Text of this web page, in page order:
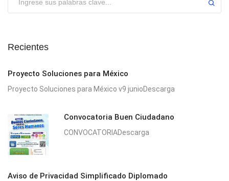
Recientes
Proyecto Soluciones para México
Proyecto Soluciones para México v9 junioDescarga
Convocatoria Buen Ciudadano
CONVOCATORIADescarga
Aviso de Privacidad Simplificado Diplomado